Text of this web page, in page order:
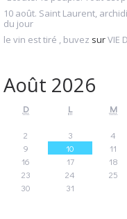
10 août. Saint Laurent,
du jour
le vin est tiré , buvez surVIE
Août 2026
D L M
2
3 4
9
10 11
16
17 18
23
24 25
30
31